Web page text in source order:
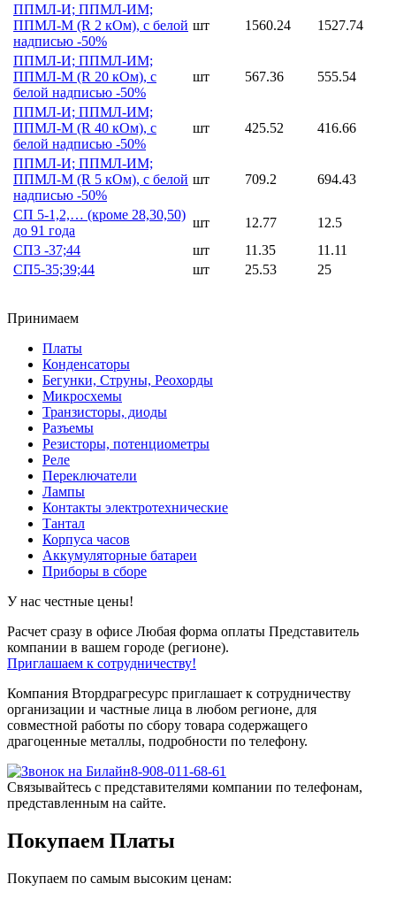
ППМЛ-И; ППМЛ-ИМ;
ППМЛ-М (R 2 кОм), с белой
надписью -50%
шт 1560.24 1527.74
ППМЛ-И; ППМЛ-ИМ;
ППМЛ-М (R 20 кОм), с
белой надписью -50%
шт 567.36 555.54
ППМЛ-И; ППМЛ-ИМ;
ППМЛ-М (R 40 кОм), с
белой надписью -50%
шт 425.52 416.66
ППМЛ-И; ППМЛ-ИМ;
ППМЛ-М (R 5 кОм), с белой
надписью -50%
шт 709.2 694.43
СП 5-1,2,… (кроме 28,30,50)
до 91 года
шт 12.77
12.5
СП3 -37;44
шт 11.35
11.11
СП5-35;39;44
шт 25.53 25
Принимаем
Платы
Конденсаторы
Бегунки, Струны, Реохорды
Микросхемы
Транзисторы, диоды
Разъемы
Резисторы, потенциометры
Реле
Переключатели
Лампы
Контакты электротехнические
Тантал
Корпуса часов
Аккумуляторные батареи
Приборы в сборе
У нас честные цены!
Расчет сразу в офисе Любая форма оплаты Представитель
компании в вашем городе (регионе).
Приглашаем к сотрудничеству!
Компания Втордрагресурс приглашает к сотрудничеству
организации и частные лица в любом регионе, для
совместной работы по сбору товара содержащего
драгоценные металлы, подробности по телефону.
8-908-011-68-61
Связывайтесь с представителями компании по телефонам,
представленным на сайте.
Покупаем Платы
Покупаем по самым высоким ценам: